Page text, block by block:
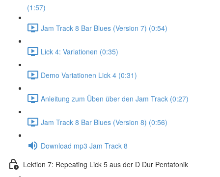
(1:57)
Jam Track 8 Bar Blues (Version 7) (0:54)
Lick 4: Variationen (0:35)
Demo Variationen Lick 4 (0:31)
Anleitung zum Üben über den Jam Track (0:27)
Jam Track 8 Bar Blues (Version 8) (0:56)
Download mp3 Jam Track 8
Lektion 7: Repeating Lick 5 aus der D Dur Pentatonik